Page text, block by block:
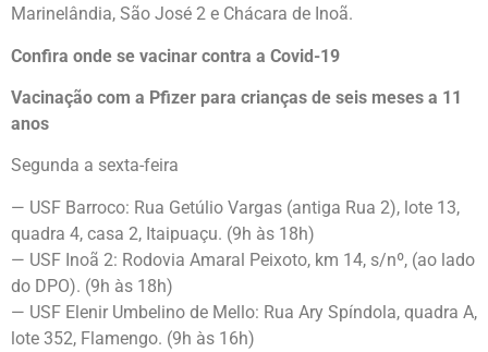
Marinelândia, São José 2 e Chácara de Inoã.
Confira onde se vacinar contra a Covid-19
Vacinação com a Pfizer para crianças de seis meses a 11
anos
Segunda a sexta-feira
— USF Barroco: Rua Getúlio Vargas (antiga Rua 2), lote 13,
quadra 4, casa 2, Itaipuaçu. (9h às 18h)
— USF Inoã 2: Rodovia Amaral Peixoto, km 14, s/nº, (ao lado
do DPO). (9h às 18h)
— USF Elenir Umbelino de Mello: Rua Ary Spíndola, quadra A,
lote 352, Flamengo. (9h às 16h)